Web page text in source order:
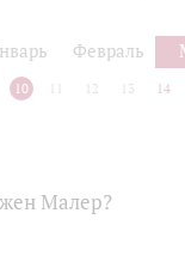
Февраль
10 12 13 14
Малер?